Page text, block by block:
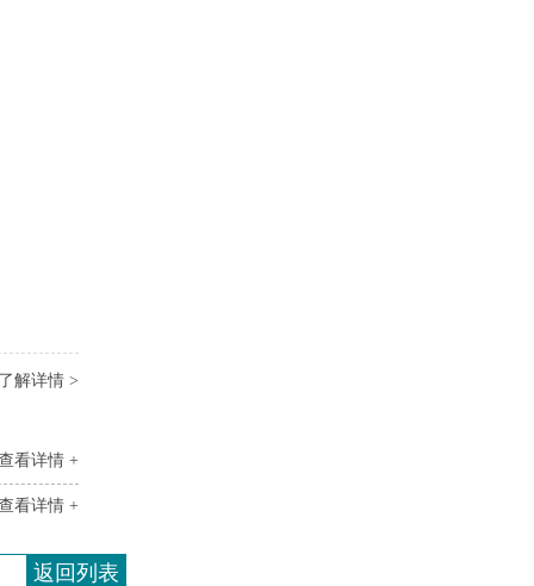
解详情 >
看详情 +
看详情 +
返回列表